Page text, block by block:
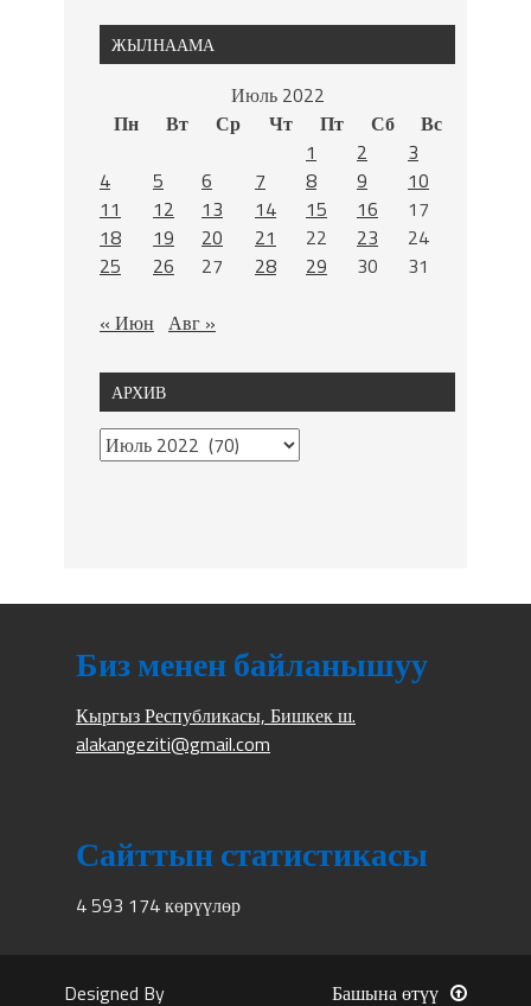
ЖЫЛНААМА
Июль 2022
Пн
Вт Ср Чт Пт Сб
Вс
1
2
3
4
5 6 7 8 9
10
11
12 13 14 15 16
17
18
19 20 21 22 23
24
25
26 27 28 29 30
31
« Июн Авг »
АРХИВ
Биз менен байланышуу
Кыргыз Республикасы, Бишкек ш.
alakangeziti@gmail.com
Сайттын статистикасы
4 593 174 көрүүлөр
Designed By Башына өтүү